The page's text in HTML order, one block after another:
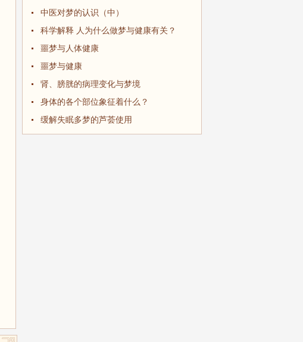
中医对梦的认识（中）
科学解释 人为什么做梦与健康有关？
噩梦与人体健康
噩梦与健康
肾、膀胱的病理变化与梦境
身体的各个部位象征着什么？
缓解失眠多梦的芦荟使用